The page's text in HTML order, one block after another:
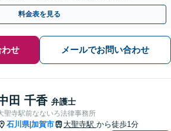
を守ります。
料金表を見る
せ メールでお問い合わせ
田 千香 弁護士
聖寺駅前なないろ法律事務所
石川県|加賀市 大聖寺駅 から徒歩1分